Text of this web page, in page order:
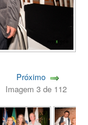
Próximo
Imagem 3 de 112